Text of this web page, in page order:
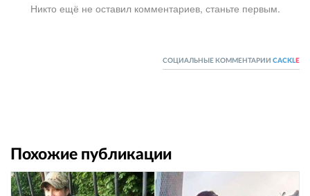
Никто ещё не оставил комментариев, станьте первым.
СОЦИАЛЬНЫЕ КОММЕНТАРИИ CACKL E
Похожие публикации